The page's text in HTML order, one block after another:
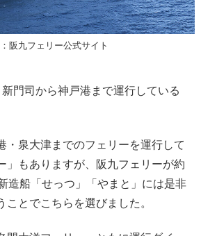
阪九フェリー公式サイト
門司から神戸港まで運行している
・泉大津までのフェリーを運行して
」もありますが、阪九フェリーが約
造船「せっつ」「やまと」には是非
ことでこちらを選びました。